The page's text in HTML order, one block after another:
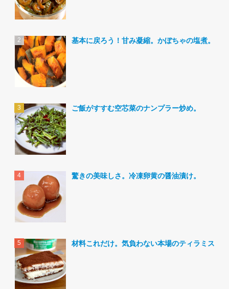
基本に戻ろう！甘み凝縮。かぼちゃの塩煮。
ご飯がすすむ空芯菜のナンプラー炒め。
驚きの美味しさ。冷凍卵黄の醤油漬け。
材料これだけ。気負わない本場のティラミス。